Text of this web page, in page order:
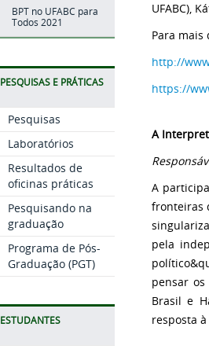
BPT no UFABC para
Todos 2021
PESQUISAS E PRÁTICAS
Pesquisas
Laboratórios
Resultados de
oficinas práticas
Pesquisando na
graduação
Programa de Pós-
Graduação (PGT)
ESTUDANTES
UFABC),
Para mais
http://
https://
A
A
fronteiras
pela
pensar
Brasil e
resposta